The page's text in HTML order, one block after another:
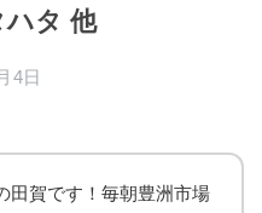
ハタ 他
4日
田賀です！毎朝豊洲市場